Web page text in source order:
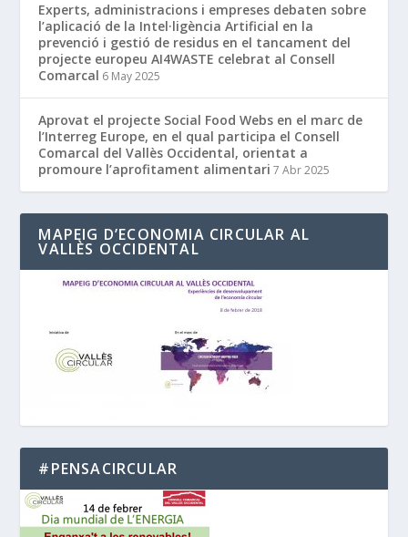
Experts, administracions i empreses debaten sobre
l’aplicació de la Intel·ligència Artificial en la
prevenció i gestió de residus en el tancament del
projecte europeu AI4WASTE celebrat al Consell
Comarcal 6 May 2025
Aprovat el projecte Social Food Webs en el marc de
l’Interreg Europe, en el qual participa el Consell
Comarcal del Vallès Occidental, orientat a
promoure l’aprofitament alimentari 7 Abr 2025
MAPEIG D’ECONOMIA CIRCULAR AL
VALLÈS OCCIDENTAL
#PENSACIRCULAR